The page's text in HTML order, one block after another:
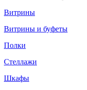
Витрины
Витрины и буфеты
Полки
Стеллажи
Шкафы